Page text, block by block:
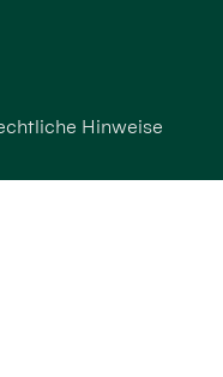
Hinweise